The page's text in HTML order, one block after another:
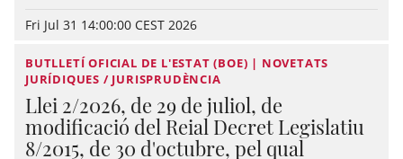
Fri Jul 31 14:00:00 CEST 2026
BUTLLETÍ OFICIAL DE L'ESTAT (BOE) | NOVETATS
JURÍDIQUES / JURISPRUDÈNCIA
Llei 2/2026, de 29 de juliol, de
modificació del Reial Decret Legislatiu
8/2015, de 30 d'octubre, pel qual